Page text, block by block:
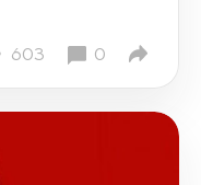
603 0